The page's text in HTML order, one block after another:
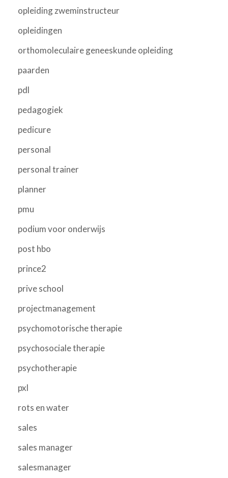
opleiding zweminstructeur
opleidingen
orthomoleculaire geneeskunde opleiding
paarden
pdl
pedagogiek
pedicure
personal
personal trainer
planner
pmu
podium voor onderwijs
post hbo
prince2
prive school
projectmanagement
psychomotorische therapie
psychosociale therapie
psychotherapie
pxl
rots en water
sales
sales manager
salesmanager